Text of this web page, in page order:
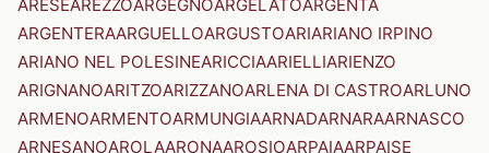
ARESEAREZZOARGEGNOARGELATOARGENTA
ARGENTERAARGUELLOARGUSTOARIARIANO IRPINO
ARIANO NEL POLESINEARICCIAARIELLIARIENZO
ARIGNANOARITZOARIZZANOARLENA DI CASTROARLUNO
ARMENOARMENTOARMUNGIAARNADARNARAARNASCO
ARNESANOAROLAARONAAROSIOARPAIAARPAISE